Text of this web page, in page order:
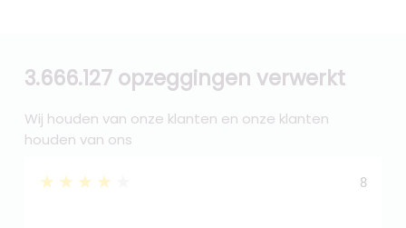
3.666.127 opzeggingen verwerkt
Wij houden van onze klanten en onze klanten
houden van ons
★★★★★ 8